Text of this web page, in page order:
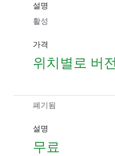
설명
활성
가격
위치별로 버
폐기됨
설명
무료